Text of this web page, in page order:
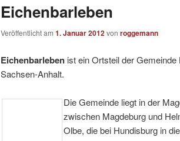
Eichenbarleben
Veröffentlicht am 1. Januar 2012von roggemann
Eichenbarleben ist ein Ortsteil der
Sachsen-Anhalt.
Die Gemeinde liegt in der
zwischen Magdeburg und
Olbe, die bei Hundisburg in